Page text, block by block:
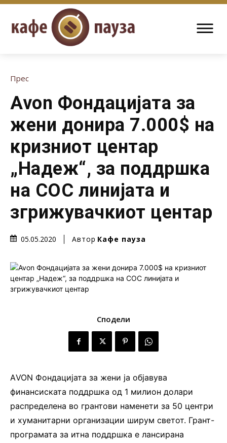
Прес
Avon Фондацијата за
жени донира 7.000$ на
кризниот центар
„Надеж“, за поддршка
на СОС линијата и
згрижувачкиот центар
05.05.2020 Автор Кафе пауза
Сподели
АVON Фондацијата за жени ја објавува
финансиската поддршка од 1 милион долари
распределена во грантови наменети за 50 центри
и хуманитарни организации ширум светот. Грант-
програмата за итна поддршка е лансирана